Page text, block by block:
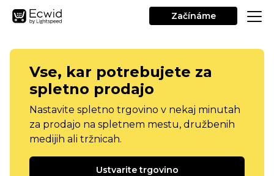
Začínáme
Vse, kar potrebujete za
spletno prodajo
Nastavite spletno trgovino v nekaj minutah
za prodajo na spletnem mestu, družbenih
medijih ali tržnicah.
Ustvarite trgovino